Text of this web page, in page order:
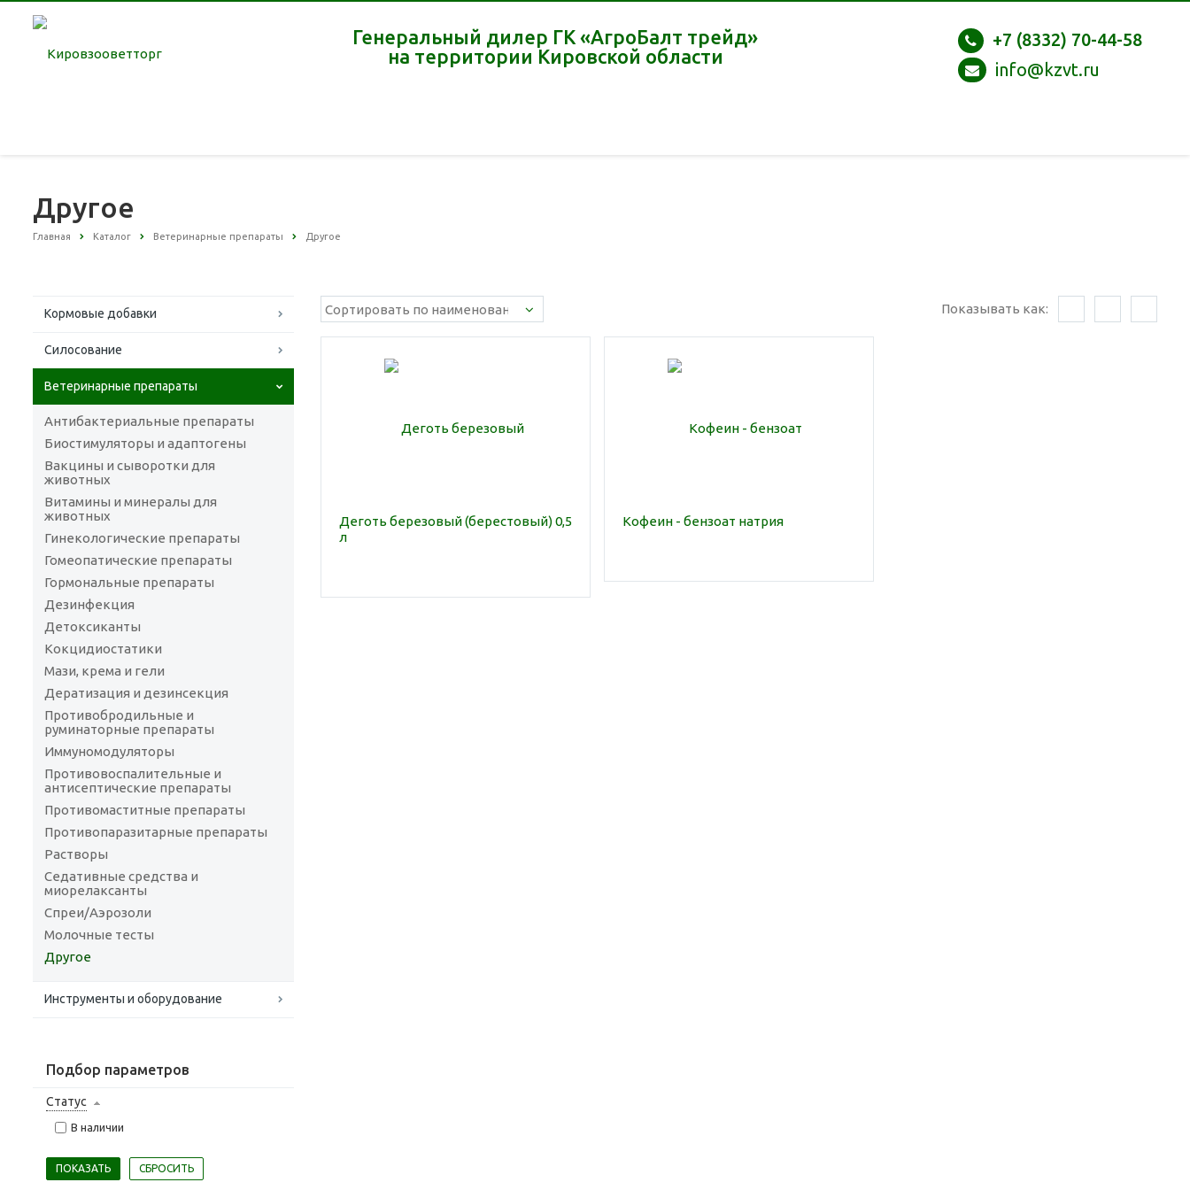
Генеральный дилер ГК «АгроБалт трейд»
на территории Кировской области
+7 (8332) 70-44-58
info@kzvt.ru
Другое
Главная Каталог Ветеринарные препараты Другое
Кормовые добавки
Силосование
Ветеринарные препараты
Антибактериальные препараты
Биостимуляторы и адаптогены
Вакцины и сыворотки для
животных
Витамины и минералы для
животных
Гинекологические препараты
Гомеопатические препараты
Гормональные препараты
Дезинфекция
Детоксиканты
Кокцидиостатики
Мази, крема и гели
Дератизация и дезинсекция
Противобродильные и
руминаторные препараты
Иммуномодуляторы
Противовоспалительные и
антисептические препараты
Противомаститные препараты
Противопаразитарные препараты
Растворы
Седативные средства и
миорелаксанты
Спреи/Аэрозоли
Молочные тесты
Другое
Инструменты и оборудование
Подбор параметров
Статус
В наличии
Показывать как:
Деготь березовый (берестовый) 0,5
л
Кофеин - бензоат натрия